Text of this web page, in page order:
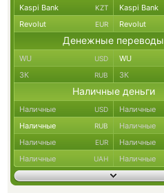
Kaspi Bank KZT Kaspi Bank
Revolut EUR Revolut
Денежные переводы
WU USD WU
ЗК RUB ЗК
Наличные деньги
Наличные USD Наличные
Наличные RUB Наличные
Наличные EUR Наличные
Наличные UAH Наличные